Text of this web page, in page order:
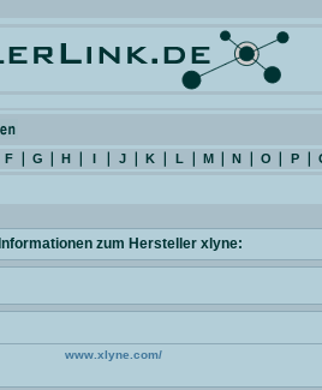
F G H I J K L M N O P
Informationen zum Hersteller xlyne:
www.xlyne.com/